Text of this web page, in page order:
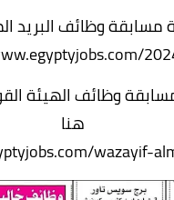
مسابقة وظائف البريد
وظائف الهيئة
هنا
wazayif-